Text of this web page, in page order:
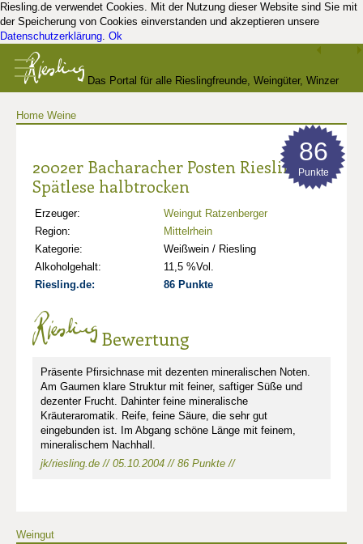
Riesling.de verwendet Cookies. Mit der Nutzung dieser Website sind Sie mit
der Speicherung von Cookies einverstanden und akzeptieren unsere
Datenschutzerklärung. Ok
Das Portal für alle Rieslingfreunde, Weingüter, Winzer
Home Weine
2002er Bacharacher Posten Riesling
Spätlese halbtrocken
Erzeuger:
Weingut Ratzenberger
Region:
Mittelrhein
Kategorie:
Weißwein / Riesling
Alkoholgehalt:
11,5 %Vol.
Riesling.de:
86 Punkte
86
Punkte
Bewertung
Präsente Pfirsichnase mit dezenten mineralischen Noten.
Am Gaumen klare Struktur mit feiner, saftiger Süße und
dezenter Frucht. Dahinter feine mineralische
Kräuteraromatik. Reife, feine Säure, die sehr gut
eingebunden ist. Im Abgang schöne Länge mit feinem,
mineralischem Nachhall.
jk/riesling.de // 05.10.2004 // 86 Punkte //
Weingut